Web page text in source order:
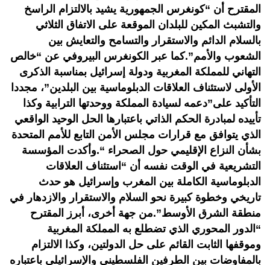
المقترح أن “كونغرس الجمهورية يشيد بالالتزام الراسخ
والتشبث المكين للبلدان الموقعة على الاتفاق الثلاثي
بالسلام الدائم والاستقرار والتسامح والتعايش بين
الشعوب والأمم”.كما عبر الكونغرس البيروفي عن “خالص
التهاني للمملكة المغربية ودولة إسرائيل بمناسبة الذكرى
الأولى لاستئناف العلاقات الدبلوماسية بين البلدين”، مجددا
التأكيد على”دعمه لسيادة المملكة ووحدتها الترابية وكذا
تأييده لمبادرة الحكم الذاتي باعتبارها الحل الوحيد الواقعي
الذي يتوافق مع قرارات مجلس الأمن التابع للأمم المتحدة
بشأن النزاع الإقليمي حول الصحراء “.وأكدت المؤسسة
التشريعية في الوقت نفسه أن “استئناف العلاقات
الدبلوماسية الكاملة بين المغرب وإسرائيل هو حدث
تاريخي وخطوة كبيرة نحو السلام والاستقرار والازدهار في
منطقة الشرق الأوسط”.من جهة أخرى، أبرز المقترح
“الدور المحوري الذي تضطلع به المملكة المغربية
وموقفها الثابت القائم على حل الدولتين، وكذا الالتزام
بالمفاوضات بين الطرفين الفلسطيني والإسرائيلي باعتباره